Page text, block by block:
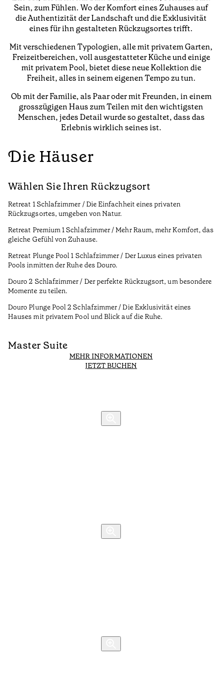
Sein, zum Fühlen. Wo der Komfort eines Zuhauses auf
die Authentizität der Landschaft und die Exklusivität
eines für ihn gestalteten Rückzugsortes trifft.
Mit verschiedenen Typologien, alle mit privatem Garten,
Freizeitbereichen, voll ausgestatteter Küche und einige
mit privatem Pool, bietet diese neue Kollektion die
Freiheit, alles in seinem eigenen Tempo zu tun.
Ob mit der Familie, als Paar oder mit Freunden, in einem
grosszügigen Haus zum Teilen mit den wichtigsten
Menschen, jedes Detail wurde so gestaltet, dass das
Erlebnis wirklich seines ist.
Die Häuser
Wählen Sie Ihren Rückzugsort
Retreat 1 Schlafzimmer / Die Einfachheit eines privaten
Rückzugsortes, umgeben von Natur.
Retreat Premium 1 Schlafzimmer / Mehr Raum, mehr Komfort, das
gleiche Gefühl von Zuhause.
Retreat Plunge Pool 1 Schlafzimmer / Der Luxus eines privaten
Pools inmitten der Ruhe des Douro.
Douro 2 Schlafzimmer / Der perfekte Rückzugsort, um besondere
Momente zu teilen.
Douro Plunge Pool 2 Schlafzimmer / Die Exklusivität eines
Hauses mit privatem Pool und Blick auf die Ruhe.
Master Suite
MEHR INFORMATIONEN
JETZT BUCHEN